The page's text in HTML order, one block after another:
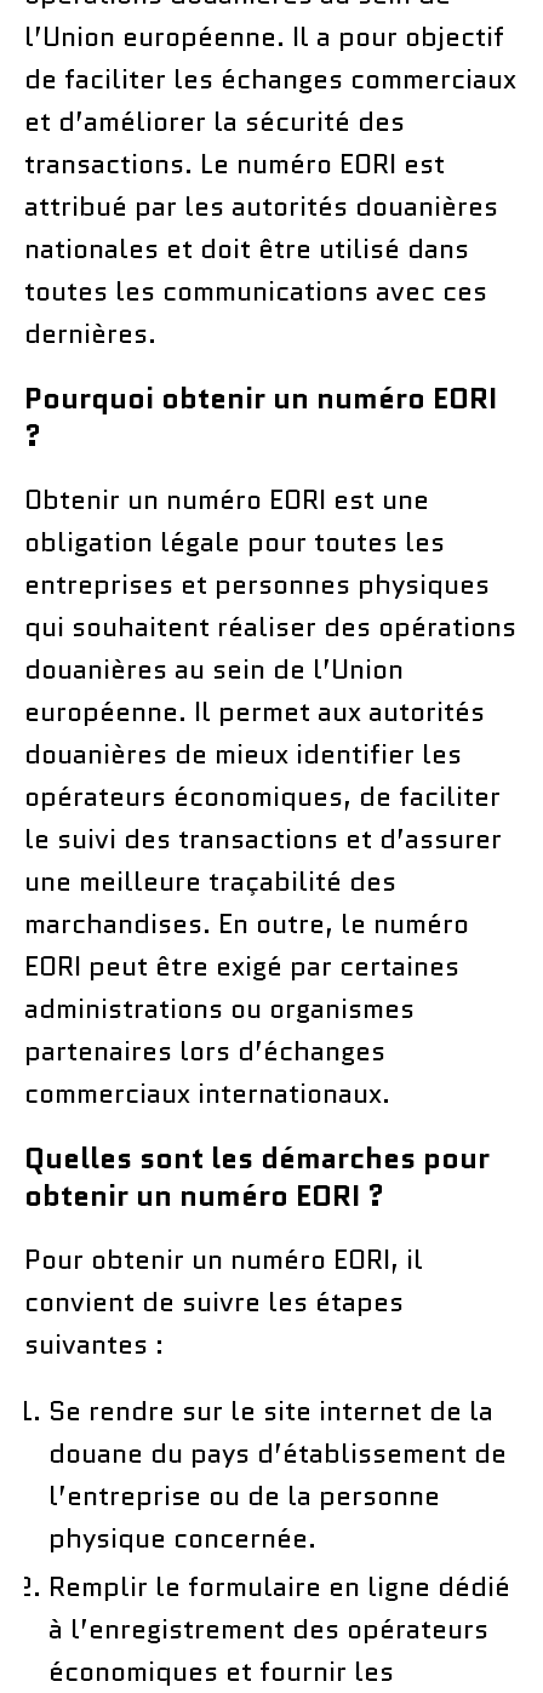
l’Union européenne. Il a pour objectif
de faciliter les échanges commerciaux
et d’améliorer la sécurité des
transactions. Le numéro EORI est
attribué par les autorités douanières
nationales et doit être utilisé dans
toutes les communications avec ces
dernières.
Pourquoi obtenir un numéro EORI
?
Obtenir un numéro EORI est une
obligation légale pour toutes les
entreprises et personnes physiques
qui souhaitent réaliser des opérations
douanières au sein de l’Union
européenne. Il permet aux autorités
douanières de mieux identifier les
opérateurs économiques, de faciliter
le suivi des transactions et d’assurer
une meilleure traçabilité des
marchandises. En outre, le numéro
EORI peut être exigé par certaines
administrations ou organismes
partenaires lors d’échanges
commerciaux internationaux.
Quelles sont les démarches pour
obtenir un numéro EORI ?
Pour obtenir un numéro EORI, il
convient de suivre les étapes
suivantes :
Se rendre sur le site internet de la
douane du pays d’établissement de
l’entreprise ou de la personne
physique concernée.
Remplir le formulaire en ligne dédié
à l’enregistrement des opérateurs
économiques et fournir les